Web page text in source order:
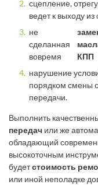
сцепление,
ведет к выходу
не
сделанная
вовремя
КПП
нарушение
порядком смены
передачи.
Выполнить
передач или же
обладающий
высокоточным
будетстоимость
или иной неполадке